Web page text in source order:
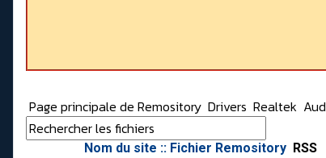
Page principale de Remository Drivers Realtek
Nom du site :: Fichier Remository RSS